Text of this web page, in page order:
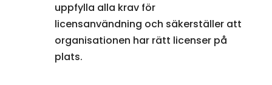
uppfylla alla krav för
licensanvändning och säkerställer att
organisationen har rätt licenser på
plats.